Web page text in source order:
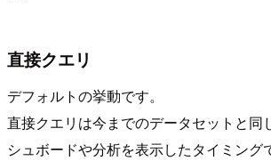
直接クエリ
デフォルトの挙動です。
直接クエリは今までのデータセットと同
シュボードや分析を表示したタイミング